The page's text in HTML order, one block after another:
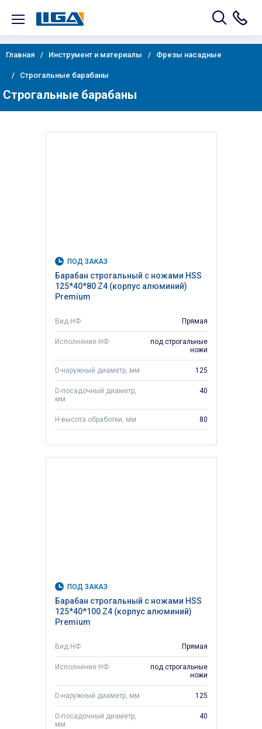
Главная Инструмент и материалы Фрезы насадные
Строгальные барабаны
Строгальные барабаны
ПОД ЗАКАЗ
Барабан строгальный с ножами HSS
125*40*80 Z4 (корпус алюминий)
Premium
Вид НФ Прямая
Исполнение НФ
под строгальные
ножи
D-наружный диаметр, мм 125
D-посадочный диаметр,
мм
40
H-высота обработки, мм 80
ПОД ЗАКАЗ
Барабан строгальный с ножами HSS
125*40*100 Z4 (корпус алюминий)
Premium
Вид НФ Прямая
Исполнение НФ
под строгальные
ножи
D-наружный диаметр, мм 125
D-посадочный диаметр,
мм
40